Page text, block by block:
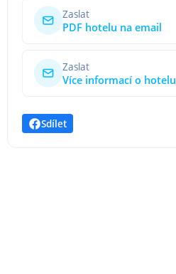
Zaslat
PDF hotelu na email
Zaslat
Více informací o hotelu
Sdílet